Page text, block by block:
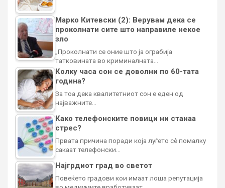
Марко Китевски (2): Верувам дека се
проколнати сите што направиле некое
зло
„Проколнати се оние што ја ограбија
татковината во криминалната…
Колку часа сон се доволни по 60-тата
година?
За тоа дека квалитетниот сон е еден од
најважните…
Како телефонските повици ни станаа
стрес?
Првата причина поради која луѓето сè помалку
сакаат телефонски…
Најгрдиот град во светот
Повеќето градови кои имаат лоша репутација